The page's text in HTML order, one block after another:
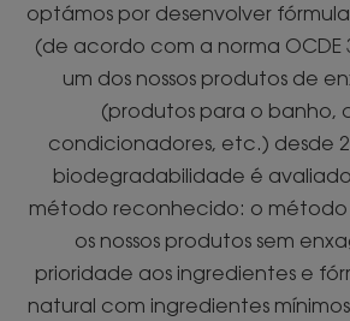
optámos por desenvolver
(de acordo com a norma OCDE
um dos nossos produtos de
(produtos para o banho,
condicionadores, etc.) desde
biodegradabilidade é
método reconhecido: o método
os nossos produtos sem
prioridade aos ingredientes e
natural com ingredientes